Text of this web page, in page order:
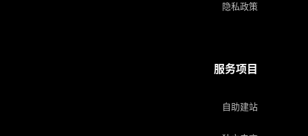
隐私政策
服务项目
自助建站